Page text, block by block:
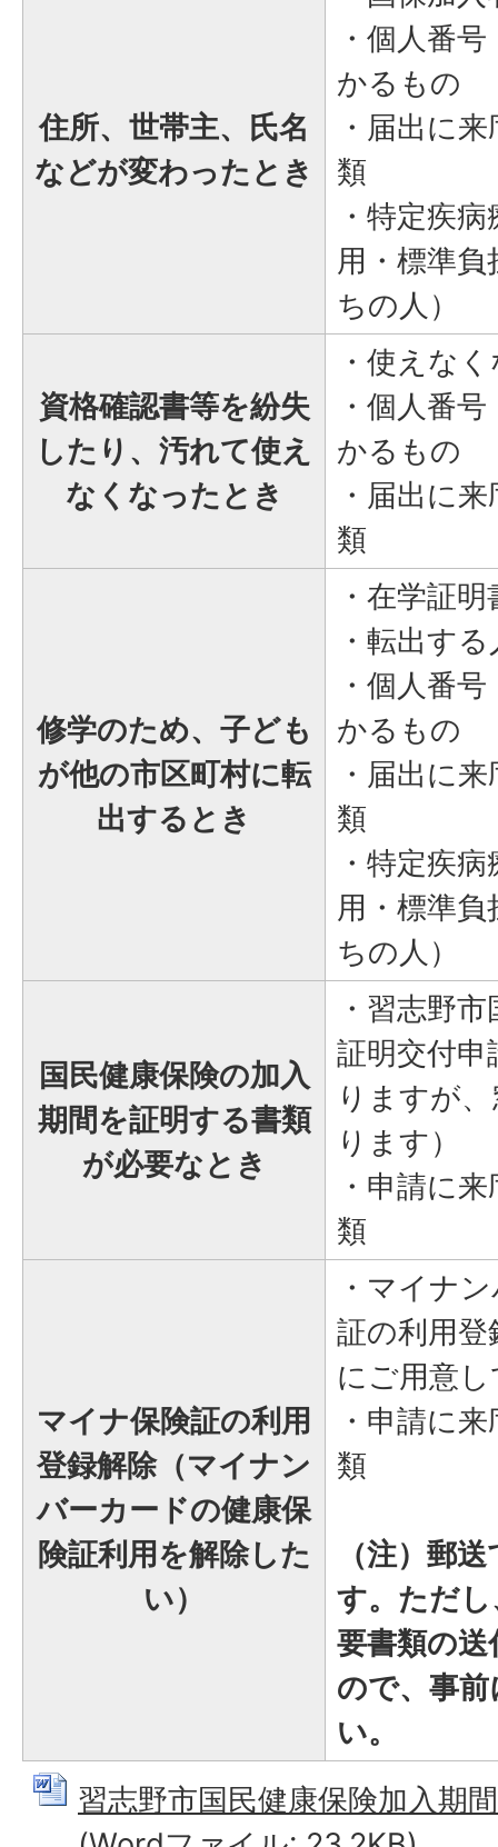
住所、世帯主、氏名
などが変わったとき
・個人番
かるもの
・届出に
類
・特定疾
用・標準
ちの人）
資格確認書等を紛失
したり、汚れて使え
なくなったとき
・使えな
・個人番
かるもの
・届出に
類
修学のため、子ども
が他の市区町村に転
出するとき
・在学証明
・転出す
・個人番
かるもの
・届出に
類
・特定疾
用・標準
ちの人）
国民健康保険の加入
期間を証明する書類
が必要なとき
・習志野
証明交付
りますが
ります）
・申請に
類
マイナ保険証の利用
登録解除（マイナン
バーカードの健康保
険証利用を解除した
い）
・マイナ
証の利用登
にご用意
・申請に
類
（注）郵
す。ただ
要書類の
ので、事
い。
習志野市国民健康保険加入期